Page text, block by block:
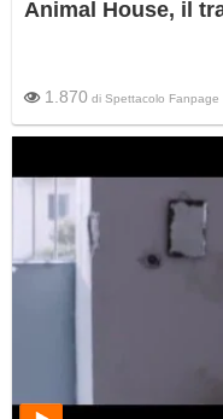
Animal House, il
1.870 di Spettacolo Fanpage